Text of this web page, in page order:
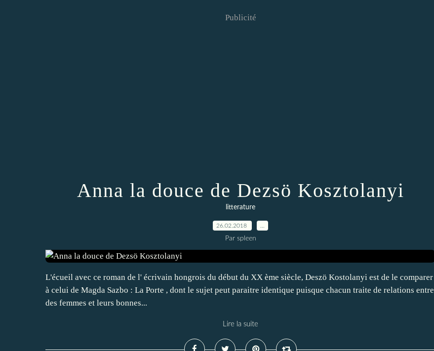
Publicité
Anna la douce de Dezsö Kosztolanyi
litterature
26.02.2018
Par spleen
L'écueil avec ce roman de l' écrivain hongrois du début du XX ème siècle, Deszö Kostolanyi est de le comparer
à celui de Magda Sazbo : La Porte , dont le sujet peut paraitre identique puisque chacun traite de relations entre
des femmes et leurs bonnes...
Lire la suite